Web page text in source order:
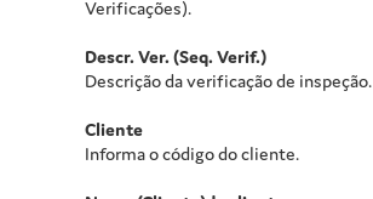
Verificações).
Descr. Ver. (Seq. Verif.)
Descrição da verificação de inspeção.
Cliente
Informa o código do cliente.